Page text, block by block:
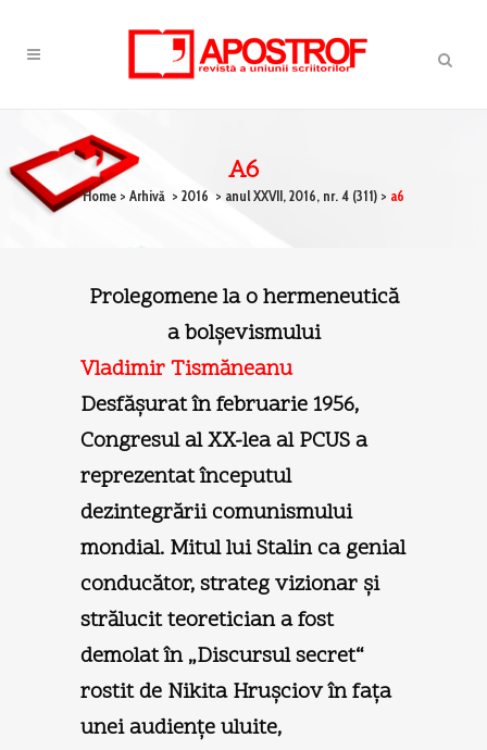
A6
Home > Arhivă > 2016 > anul XXVII, 2016, nr. 4 (311) > a6
Prolegomene la o hermeneutică
a bolşevismului
Vladimir Tismăneanu
Desfăşurat în februarie 1956,
Congresul al XX-lea al PCUS a
reprezentat începutul
dezintegrării comunismului
mondial. Mitul lui Stalin ca genial
conducător, strateg vizionar şi
strălucit teoretician a fost
demolat în „Discursul secret“
rostit de Nikita Hruşciov în faţa
unei audienţe uluite,